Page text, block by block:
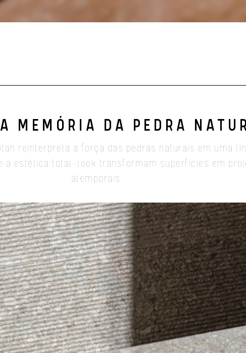
MEMÓRIA DA PEDRA
reinterpreta a força das pedras naturais em uma
a estética total-look transformam superfícies em
atemporais.